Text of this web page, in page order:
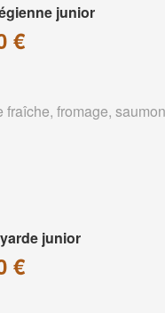
junior
€
fraîche, fromage,
junior
€